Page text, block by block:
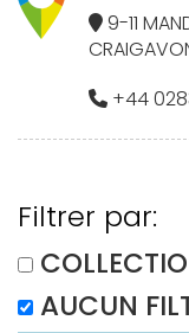
9-11
+44
Filtrer par:
AUCUN